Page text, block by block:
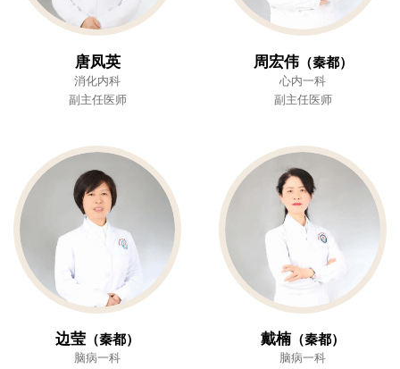
唐凤英
消化内科
副主任医师
周宏伟（秦都）
心内一科
副主任医师
边莹 （秦都）
脑病一科
戴楠（秦都）
脑病一科